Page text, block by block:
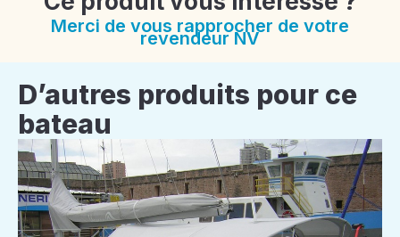
Merci de vous rapprocher de votre
revendeur NV
D’autres produits pour ce
bateau